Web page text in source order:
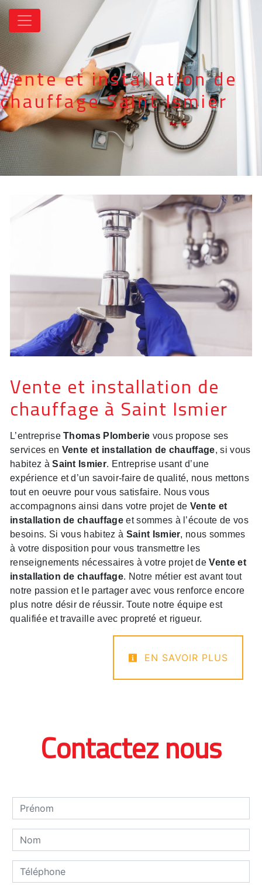
Panneau de gestion des cookies
Vente et installation de
chauffage Saint Ismier
Vente et installation de
chauffage à Saint Ismier
L’entrepriseThomas Plomberie vous propose ses
services en Vente et installation de chauffage, si vous
habitez àSaint Ismier. Entreprise usant d’une
expérience et d’un savoir-faire de qualité, nous mettons
tout en oeuvre pour vous satisfaire. Nous vous
accompagnons ainsi dans votre projet de Vente et
installation de chauffage et sommes à l’écoute de vos
besoins. Si vous habitez à Saint Ismier, nous sommes
à votre disposition pour vous transmettre les
renseignements nécessaires à votre projet deVente et
installation de chauffage. Notre métier est avant tout
notre passion et le partager avec vous renforce encore
plus notre désir de réussir. Toute notre équipe est
qualifiée et travaille avec propreté et rigueur.
EN SAVOIR PLUS
Contactez nous